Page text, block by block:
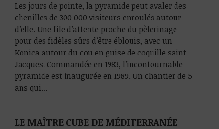
Les jours de pointe, la pyramide peut avaler des
chenilles de 300 000 visiteurs enroulés autour
d’elle. Une file d’attente proche du pèlerinage
pour des fidèles sûrs d’être éblouis, avec un
Konica autour du cou en guise de coquille saint
Jacques. Commandée en 1983, l’incontournable
pyramide est inaugurée en 1989. Un chantier de 5
ans qui…
LE MAÎTRE CUBE DE MÉDITERRANÉE